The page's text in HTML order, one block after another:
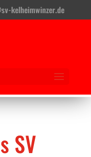
kelheimwinzer.de
SV